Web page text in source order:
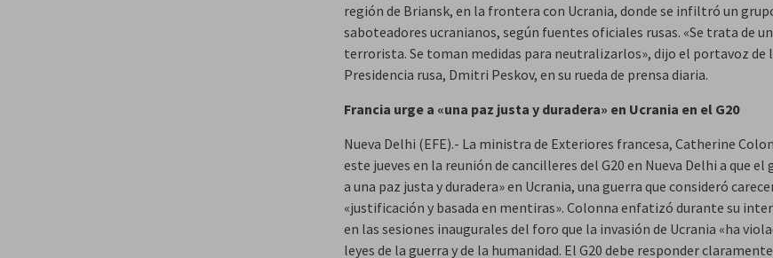
región de Briansk, en la frontera con Ucrania, donde se infiltró un
saboteadores ucranianos, según fuentes oficiales rusas. «Se trata de
terrorista. Se toman medidas para neutralizarlos», dijo el portavoz de
Presidencia rusa, Dmitri Peskov, en su rueda de prensa diaria.
Francia urge a «una paz justa y duradera» en Ucrania en el G20
Nueva Delhi (EFE).- La ministra de Exteriores francesa, Catherine
este jueves en la reunión de cancilleres del G20 en Nueva Delhi a que el
a una paz justa y duradera» en Ucrania, una guerra que consideró
«justificación y basada en mentiras». Colonna enfatizó durante su
en las sesiones inaugurales del foro que la invasión de Ucrania «ha
leyes de la guerra y de la humanidad. El G20 debe responder